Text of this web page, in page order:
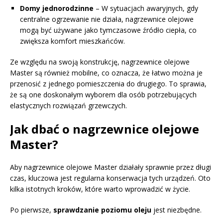
Domy jednorodzinne – W sytuacjach awaryjnych, gdy
centralne ogrzewanie nie działa, nagrzewnice olejowe
mogą być używane jako tymczasowe źródło ciepła, co
zwiększa komfort mieszkańców.
Ze względu na swoją konstrukcję, nagrzewnice olejowe
Master są również mobilne, co oznacza, że łatwo można je
przenosić z jednego pomieszczenia do drugiego. To sprawia,
że są one doskonałym wyborem dla osób potrzebujących
elastycznych rozwiązań grzewczych.
Jak dbać o nagrzewnice olejowe
Master?
Aby nagrzewnice olejowe Master działały sprawnie przez długi
czas, kluczowa jest regularna konserwacja tych urządzeń. Oto
kilka istotnych kroków, które warto wprowadzić w życie.
Po pierwsze, sprawdzanie poziomu oleju jest niezbędne.